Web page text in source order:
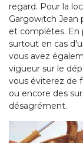
regard. Pour la
Gargowitch Jean
et complètes. En
surtout en cas
vous avez
vigueur sur le
vous éviterez de
ou encore des
désagrément.